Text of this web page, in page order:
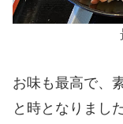
お味も最高で、
と時となりました